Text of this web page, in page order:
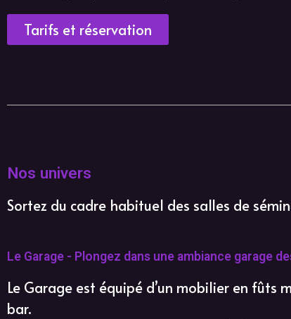
Tarifs et réservation
Nos univers
Sortez du cadre habituel des salles de
Le Garage - Plongez dans une ambiance garage
Le Garage est équipé d’un mobilier en fûts
bar.